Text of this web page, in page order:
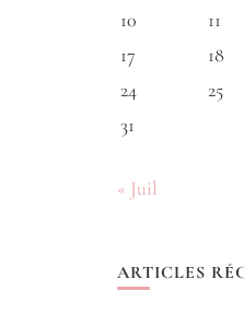
10
11
17
18
24
25
31
« Juil
ARTICLES